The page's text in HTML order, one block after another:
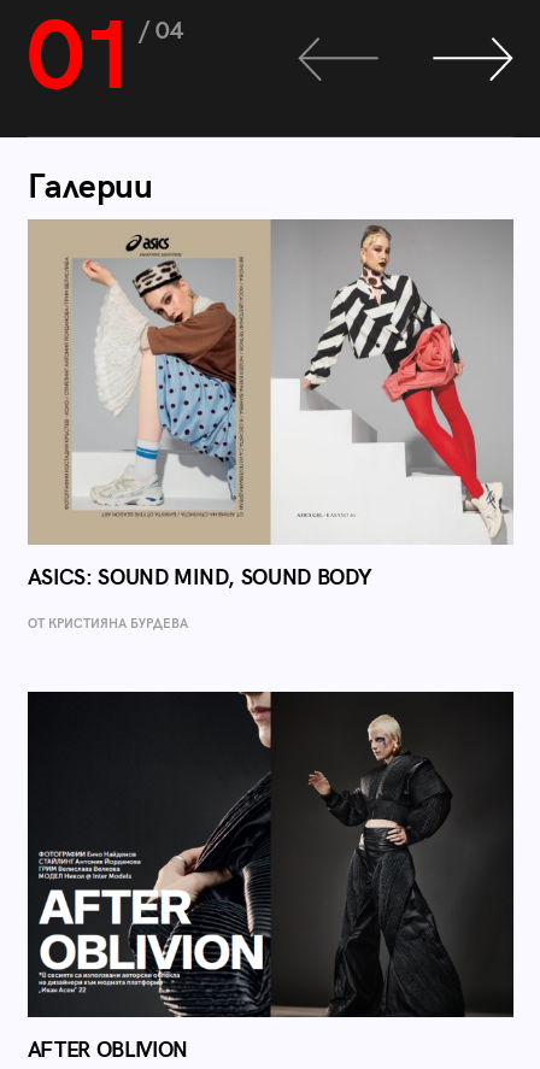
01 / 04
Галерии
ASICS: SOUND MIND, SOUND BODY
ОТ КРИСТИЯНА БУРДЕВА
AFTER OBLIVION